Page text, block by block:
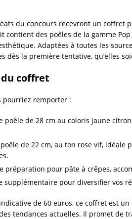
du concours recevront un coffret
contient des poêles de la gamme
Adaptées à toutes les
dès la première tentative, qu’elles
coffret
pourriez remporter :
poêle de 28 cm au coloris jaune
de 22 cm, au ton rose vif, idéale
préparation pour pâte à crêpes,
supplémentaire pour diversifier vos
de 60 euros, ce coffret est
tendances actuelles. Il promet de